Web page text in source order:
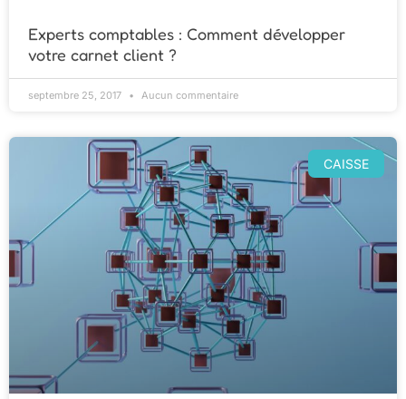
Experts comptables : Comment développer
votre carnet client ?
septembre 25, 2017 Aucun commentaire
CAISSE